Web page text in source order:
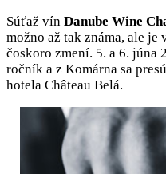
Súťaž vín Danube Wine
možno až tak známa, ale je
čoskoro zmení. 5. a 6. júna
ročník a z Komárna sa
hotela Château Belá.